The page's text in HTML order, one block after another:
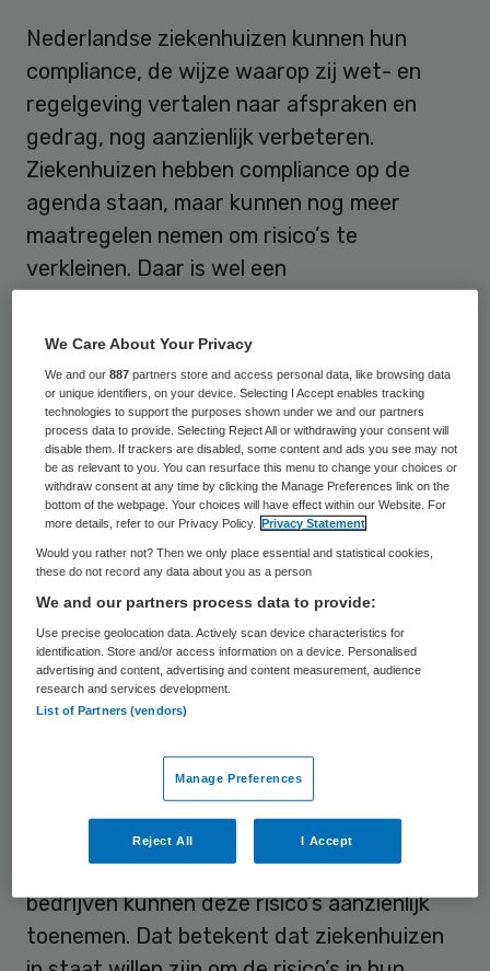
Nederlandse ziekenhuizen kunnen hun
compliance, de wijze waarop zij wet- en
regelgeving vertalen naar afspraken en
gedrag, nog aanzienlijk verbeteren.
Ziekenhuizen hebben compliance op de
agenda staan, maar kunnen nog meer
maatregelen nemen om risico’s te
verkleinen. Daar is wel een
onderzoek van KPMG, Erasmus Universiteit
en de Vereniging voor Compliance in de Zorg
(VCZ).
Drie jaar geleden besteedde niet meer dan
de helft van de ziekenhuizen aandacht aan
compliance. De ziekenhuizen die deelnamen
aan hetonderzoekgaven in meerderheid
aan vorig jaar te zijn gestart met het
vormgeven van de compliance functie, vaak
op initiatief van de raad van bestuur.
“Ziekenhuizen hebben in beginsel
zegt Anna van Poucke, voorzitter van
KPMG Gezondheidszorg. “Door de
verandering van het zorglandschap en de
opkomst van medisch specialistische
bedrijven kunnen deze risico’s aanzienlijk
toenemen. Dat betekent dat ziekenhuizen
We Care About Your Privacy
We and our887 partners store and access personal data, like browsing data
or unique identifiers, on your device. Selecting I Accept enables tracking
technologies to support the purposes shown under we and our partners
process data to provide. Selecting Reject All or withdrawing your consent will
disable them. If trackers are disabled, some content and ads you see may not
be as relevant to you. You can resurface this menu to change your choices or
withdraw consent at any time by clicking the Manage Preferences link on the
bottom of the webpage. Your choices will have effect within our Website. For
more details, refer to our Privacy Policy.
Privacy Statement
Would you rather not? Then we only place essential and statistical cookies,
these do not record any data about you as a person
We and our partners process data to provide:
Use precise geolocation data. Actively scan device characteristics for
identification. Store and/or access information on a device. Personalised
advertising and content, advertising and content measurement, audience
research and services development.
List of Partners (vendors)
Manage Preferences
Reject All I Accept